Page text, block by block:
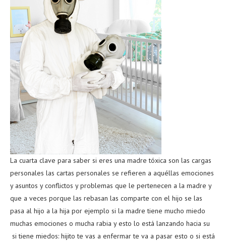
La cuarta clave para saber si eres una madre tóxica son las cargas
personales las cartas personales se refieren a aquéllas emociones
y asuntos y conflictos y problemas que le pertenecen a la madre y
que a veces porque las rebasan las comparte con el hijo se las
pasa al hijo a la hija por ejemplo si la madre tiene mucho miedo
muchas emociones o mucha rabia y esto lo está lanzando hacia su
si tiene miedos: hijito te vas a enfermar te va a pasar esto o si está